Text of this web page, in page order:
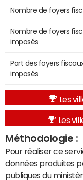
Nombre de foyers
Nombre de foyers
imposés
Part des foyers
imposés
Les
Les
Méthodologie :
Pour réaliser ce
données produites
publiques du